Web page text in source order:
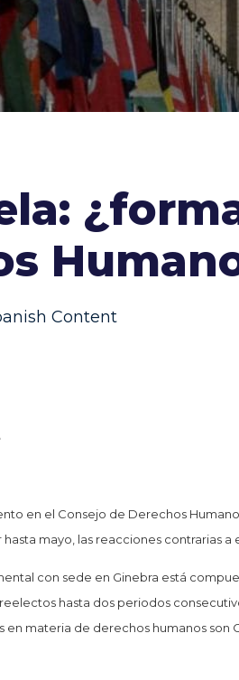
Content
en el Consejo de Derechos
mayo, las reacciones contrarias
con sede en Ginebra está
hasta dos periodos
materia de derechos humanos son